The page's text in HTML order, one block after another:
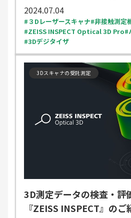
2024.07.04
３Dレーザースキャナ 非接触測定
ZEISS INSPECT Optical 3D Pro
3Dデジタイザ
3Dスキャナの受託測定
3D測定データの検査・評
『ZEISS INSPECT』のご